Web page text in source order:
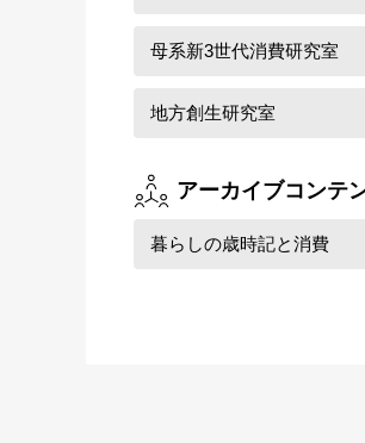
母系新3世代消費研究室
地方創生研究室
アーカイブコンテ
暮らしの歳時記と消費